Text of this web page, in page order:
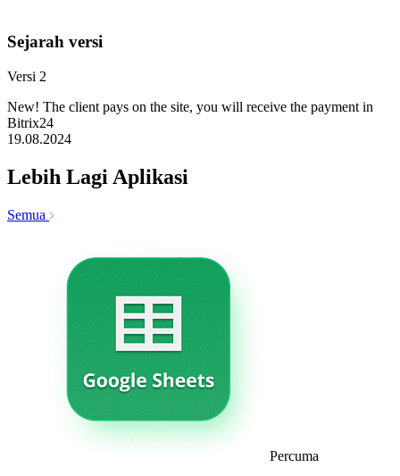
Sejarah versi
Versi 2
New! The client pays on the site, you will receive the payment in
Bitrix24
19.08.2024
Lebih Lagi Aplikasi
Semua
Percuma